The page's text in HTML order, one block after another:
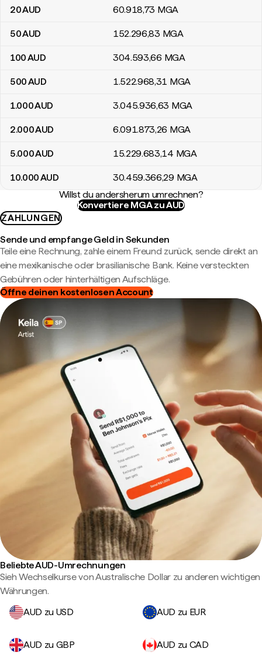
20AUD 60.918,73 MGA
50AUD 152.296,83 MGA
100AUD 304.593,66 MGA
500AUD 1.522.968,31 MGA
1.000AUD 3.045.936,63 MGA
2.000AUD 6.091.873,26 MGA
5.000AUD 15.229.683,14 MGA
10.000AUD 30.459.366,29 MGA
Willst du andersherum umrechnen?
Konvertiere MGA zu AUD
ZAHLUNGEN
Sende und empfange Geld in Sekunden
Teile eine Rechnung, zahle einem Freund zurück, sende direkt an
eine mexikanische oder brasilianische Bank. Keine versteckten
Gebühren oder hinterhältigen Aufschläge.
Öffne deinen kostenlosen Account
Beliebte AUD-Umrechnungen
Sieh Wechselkurse von Australische Dollar zu anderen wichtigen
Währungen.
AUD zu USD
AUD zu EUR
AUD zu GBP AUD zu CAD